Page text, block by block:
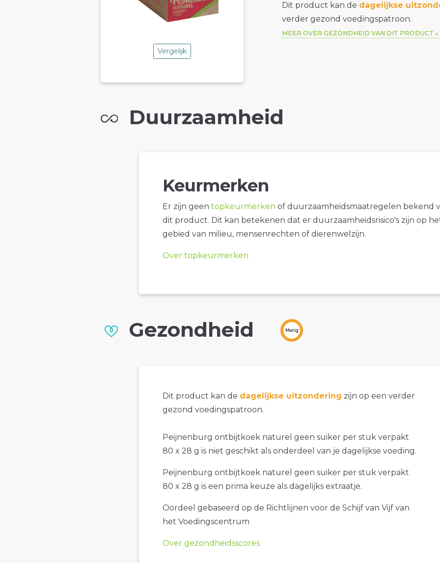
Vergelijk
Dit product kan de dagelijkse
verder gezond voedingspatroon.
MEER OVER GEZONDHEID VAN DIT PRODUCT
Duurzaamheid
Keurmerken
Er zijn geen topkeurmerken of duurzaamheidsmaatregelen bekend
dit product. Dit kan betekenen dat er duurzaamheidsrisico's zijn op
gebied van milieu, mensenrechten of dierenwelzijn.
Over topkeurmerken
Gezondheid Matig
Dit product kan de dagelijkse uitzondering zijn op een verder
gezond voedingspatroon.
Peijnenburg ontbijtkoek naturel geen suiker per stuk verpakt
80 x 28 g is niet geschikt als onderdeel van je dagelijkse voeding.
Peijnenburg ontbijtkoek naturel geen suiker per stuk verpakt
80 x 28 g is een prima keuze als dagelijks extraatje.
Oordeel gebaseerd op de Richtlijnen voor de Schijf van Vijf van
het Voedingscentrum
Over gezondheidsscores